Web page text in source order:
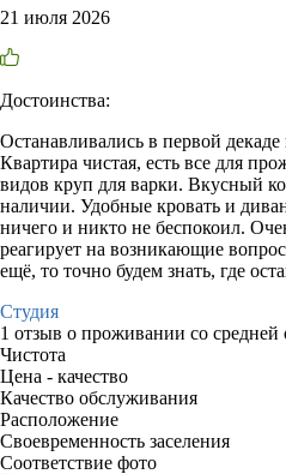
21 июля 2026
Достоинства:
Останавливались в первой
Квартира чистая, есть все для
видов круп для варки. Вкусный
наличии. Удобные кровать и
ничего и никто не беспокоил.
реагирует на возникающие
ещё, то точно будем знать, где
Студия
1 отзыв о проживании со средней
Чистота
Цена - качество
Качество обслуживания
Расположение
Своевременность заселения
Соответствие фото